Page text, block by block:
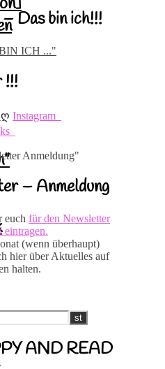
Das bin ich!!!
!!!
ღ Instagram
– Anmeldung
euch für den Newsletter
eintragen.
(wenn überhaupt)
hier über Aktuelles auf
halten.
AND READ